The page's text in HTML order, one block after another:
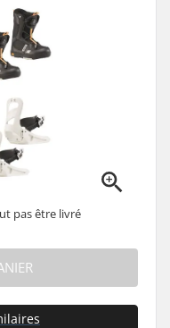
pas être livré